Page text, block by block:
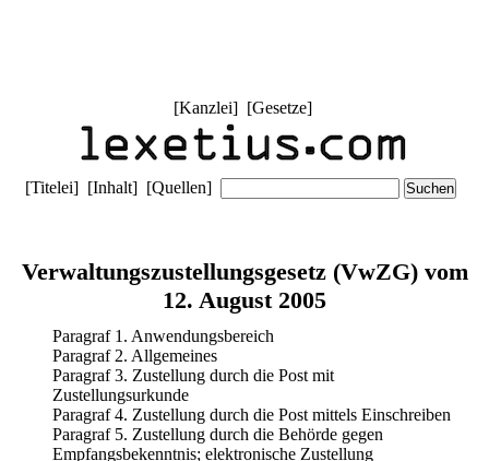
[Kanzlei] [Gesetze]
[Titelei] [Inhalt] [Quellen]
Verwaltungszustellungsgesetz (VwZG) vom
12. August 2005
Paragraf 1. Anwendungsbereich
Paragraf 2. Allgemeines
Paragraf 3. Zustellung durch die Post mit
Zustellungsurkunde
Paragraf 4. Zustellung durch die Post mittels Einschreiben
Paragraf 5. Zustellung durch die Behörde gegen
Empfangsbekenntnis; elektronische Zustellung